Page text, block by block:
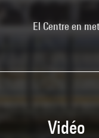
El Centre en
Vidéo